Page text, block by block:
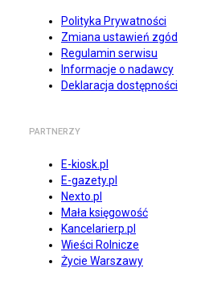
Polityka Prywatności
Zmiana ustawień zgód
Regulamin serwisu
Informacje o nadawcy
Deklaracja dostępności
PARTNERZY
E-kiosk.pl
E-gazety.pl
Nexto.pl
Mała księgowość
Kancelarierp.pl
Wieści Rolnicze
Życie Warszawy